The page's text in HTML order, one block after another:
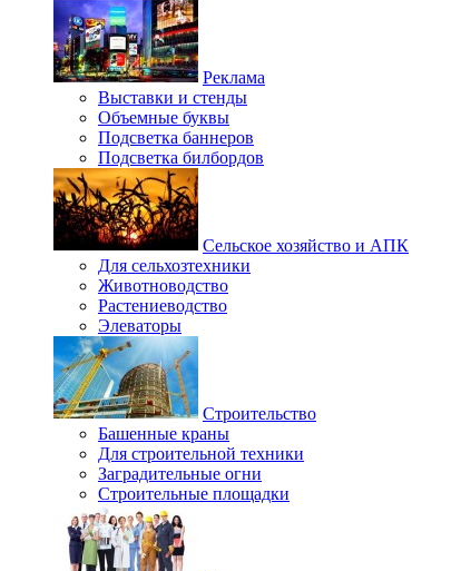
Реклама
Выставки и стенды
Объемные буквы
Подсветка баннеров
Подсветка билбордов
Сельское хозяйство и АПК
Для сельхозтехники
Животноводство
Растениеводство
Элеваторы
Строительство
Башенные краны
Для строительной техники
Заградительные огни
Строительные площадки